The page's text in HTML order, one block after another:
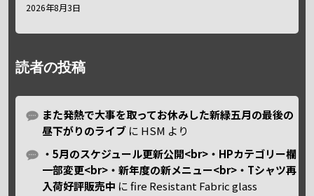
2026年8月3日
読者の投稿
また発熱で大事を取ってお休みした新緑五月の最後の
昼下がりのライブ に HSM より
・5月のスケジュール更新公開<br>・HPカテゴリー欄
一部変更<br>・新年度の新メニュー<br>・Tシャツ再
入荷好評販売中 にfire Resistant Fabric glass